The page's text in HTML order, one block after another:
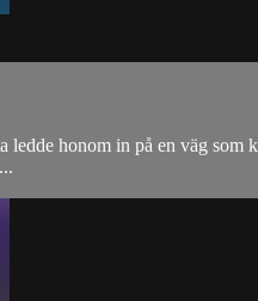
honom in på en väg